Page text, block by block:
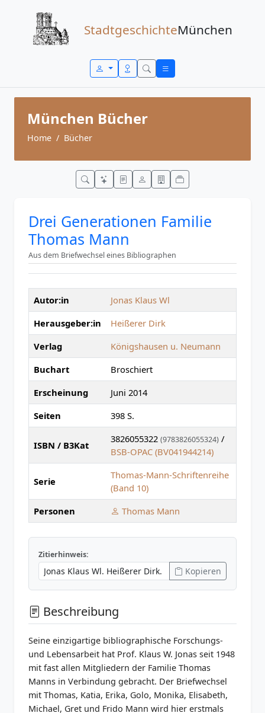
StadtgeschichteMünchen
München Bücher
Home Bücher
Drei Generationen Familie
Thomas Mann
Aus dem Briefwechsel eines Bibliographen
Autor:in
Jonas Klaus Wl
Herausgeber:in
Heißerer Dirk
Verlag
Königshausen u. Neumann
Buchart
Broschiert
Erscheinung
Juni 2014
Seiten
398 S.
ISBN / B3Kat
3826055322 (9783826055324) /
BSB-OPAC (BV041944214)
Serie
Thomas-Mann-Schriftenreihe
(Band 10)
Personen
Thomas Mann
Zitierhinweis:
Kopieren
Beschreibung
Seine einzigartige bibliographische Forschungs-
und Lebensarbeit hat Prof. Klaus W. Jonas seit 1948
mit fast allen Mitgliedern der Familie Thomas
Manns in Verbindung gebracht. Der Briefwechsel
mit Thomas, Katia, Erika, Golo, Monika, Elisabeth,
Michael, Gret und Frido Mann wird hier erstmals